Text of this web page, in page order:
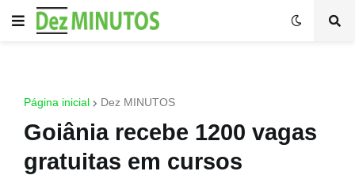
Página inicial Dez MINUTOS
Goiânia recebe 1200 vagas
gratuitas em cursos